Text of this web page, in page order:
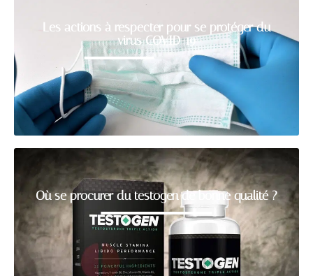
Les actions à respecter pour se protéger du
virus COVID-19
Où se procurer du testogen de bonne qualité ?